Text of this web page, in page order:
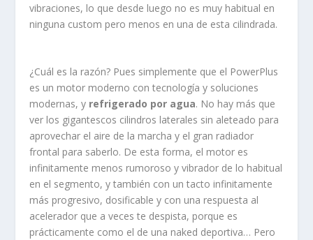
vibraciones, lo que desde luego no es muy habitual en
ninguna custom pero menos en una de esta cilindrada.
¿Cuál es la razón? Pues simplemente que el PowerPlus
es un motor moderno con tecnología y soluciones
modernas, y refrigerado por agua. No hay más que
ver los gigantescos cilindros laterales sin aleteado para
aprovechar el aire de la marcha y el gran radiador
frontal para saberlo. De esta forma, el motor es
infinitamente menos rumoroso y vibrador de lo habitual
en el segmento, y también con un tacto infinitamente
más progresivo, dosificable y con una respuesta al
acelerador que a veces te despista, porque es
prácticamente como el de una naked deportiva… Pero